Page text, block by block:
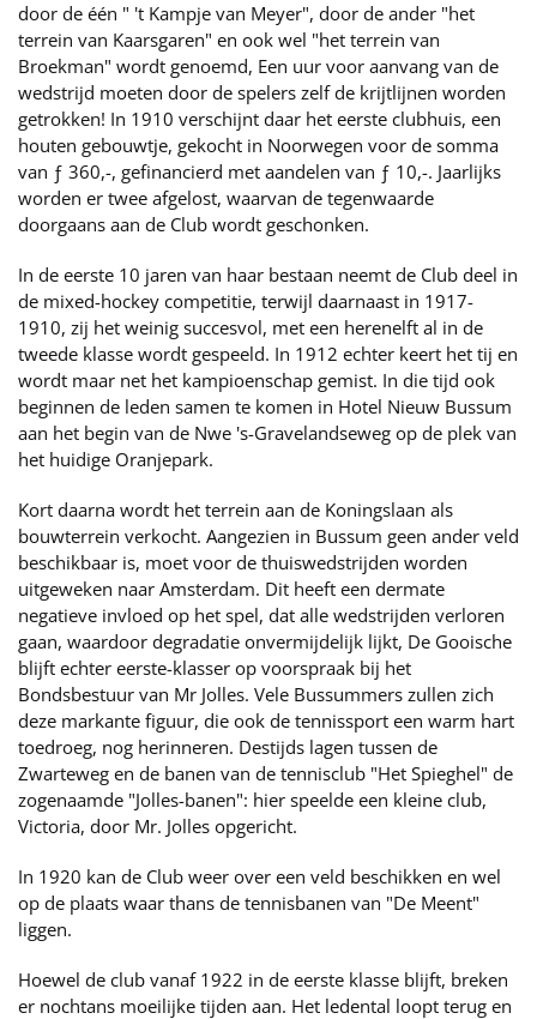
door de één " 't Kampje van Meyer", door de ander "het
terrein van Kaarsgaren" en ook wel "het terrein van
Broekman" wordt genoemd, Een uur voor aanvang van de
wedstrijd moeten door de spelers zelf de krijtlijnen worden
getrokken! In 1910 verschijnt daar het eerste clubhuis, een
houten gebouwtje, gekocht in Noorwegen voor de somma
van ƒ 360,-, gefinancierd met aandelen van ƒ 10,-. Jaarlijks
worden er twee afgelost, waarvan de tegenwaarde
doorgaans aan de Club wordt geschonken.
In de eerste 10 jaren van haar bestaan neemt de Club deel in
de mixed-hockey competitie, terwijl daarnaast in 1917-
1910, zij het weinig succesvol, met een herenelft al in de
tweede klasse wordt gespeeld. In 1912 echter keert het tij en
wordt maar net het kampioenschap gemist. In die tijd ook
beginnen de leden samen te komen in Hotel Nieuw Bussum
aan het begin van de Nwe 's-Gravelandseweg op de plek van
het huidige Oranjepark.
Kort daarna wordt het terrein aan de Koningslaan als
bouwterrein verkocht. Aangezien in Bussum geen ander veld
beschikbaar is, moet voor de thuiswedstrijden worden
uitgeweken naar Amsterdam. Dit heeft een dermate
negatieve invloed op het spel, dat alle wedstrijden verloren
gaan, waardoor degradatie onvermijdelijk lijkt, De Gooische
blijft echter eerste-klasser op voorspraak bij het
Bondsbestuur van Mr Jolles. Vele Bussummers zullen zich
deze markante figuur, die ook de tennissport een warm hart
toedroeg, nog herinneren. Destijds lagen tussen de
Zwarteweg en de banen van de tennisclub "Het Spieghel" de
zogenaamde "Jolles-banen": hier speelde een kleine club,
Victoria, door Mr. Jolles opgericht.
In 1920 kan de Club weer over een veld beschikken en wel
op de plaats waar thans de tennisbanen van "De Meent"
liggen.
Hoewel de club vanaf 1922 in de eerste klasse blijft, breken
er nochtans moeilijke tijden aan. Het ledental loopt terug en